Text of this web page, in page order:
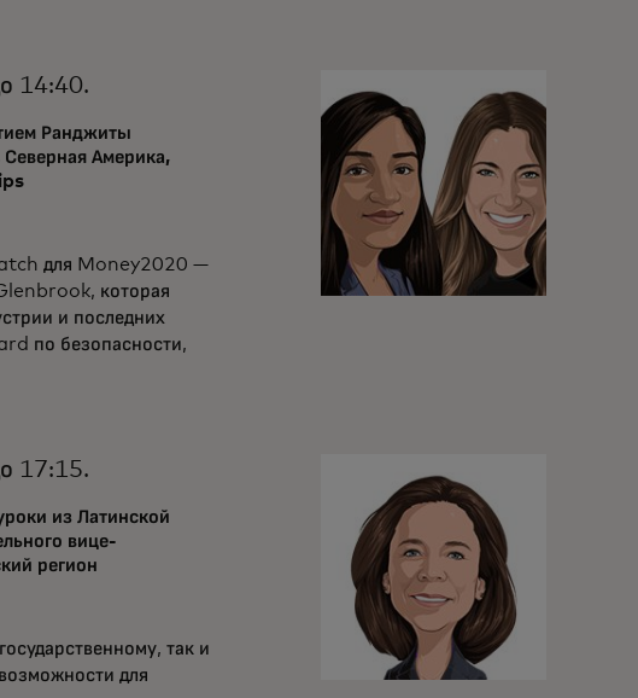
14:40.
Ранджиты
Северная Америка,
для Money2020 —
которая
и последних
по безопасности,
17:15.
из Латинской
вице-
регион
так и
для